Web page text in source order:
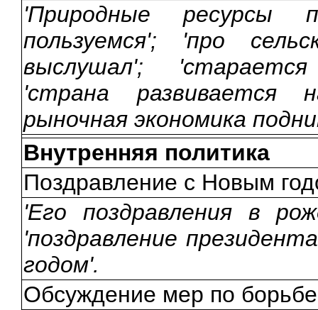
'Природные
пользуемся'; 'про
выслушал';
'страна развивается
рыночная экономика
Внутренняя политика
Поздравление с Новым
'Его поздравления в
'поздравление
годом'.
Обсуждение мер по